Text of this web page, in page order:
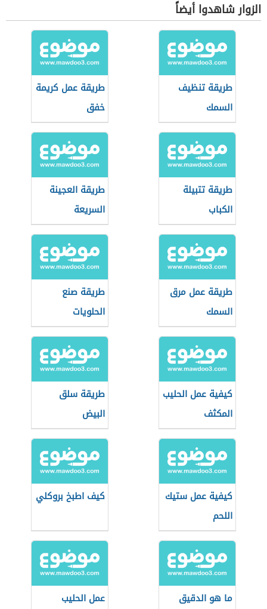
الزوار شاهدوا أيضاً
طريقة تنظيف
السمك
طريقة عمل كريمة
خفق
طريقة تتبيلة
الكباب
طريقة العجينة
السريعة
طريقة عمل مرق
السمك
طريقة صنع
الحلويات
كيفية عمل الحليب
المكثف
طريقة سلق
البيض
كيفية عمل ستيك
اللحم
كيف اطبخ بروكلي
ما هو الدقيق
عمل الحليب